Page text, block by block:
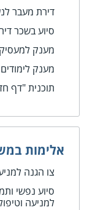
דירת מעבר
סיוע בשכר
מענק
מענק
תוכנית "דף
אלימות
צו הגנה
סיוע נפשי
למניעה